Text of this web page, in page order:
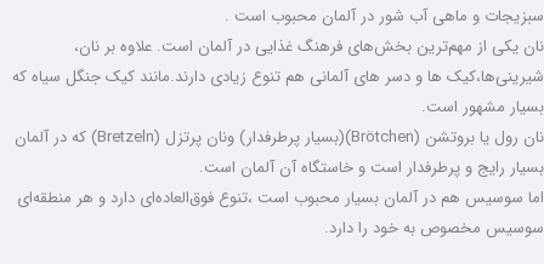
سبزیجات و ماهی آب شور در آلمان محبوب است .
نان یکی از مهم‌ترین بخش‌های فرهنگ غذایی در آلمان است. علاوه بر نان،
شیرینی‌ها،کیک ها و دسر های آلمانی هم تنوع زیادی دارند.مانند کیک جنگل سیاه که
بسیار مشهور است.
نان رول یا بروتشن (Brötchen)(بسیار پرطرفدار) ونان پرتزل (Bretzeln) که در آلمان
بسیار رایج و پرطرفدار است و خاستگاه آن آلمان است.
اما سوسیس هم در آلمان بسیار محبوب است ،تنوع فوق‌العاده‌ای دارد و هر منطقه‌ای
سوسیس مخصوص به خود را دارد.